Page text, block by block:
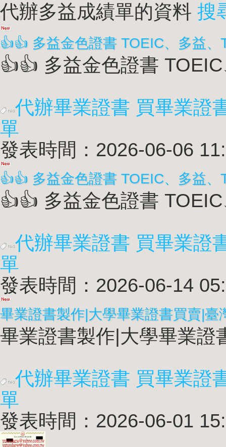
代辦多益成績單的資料 搜
👍👍 多益金色證書
代辦畢業證書 買畢業證
單
發表時間：2026-06-06
👍👍 多益金色證書
代辦畢業證書 買畢業證
單
發表時間：2026-06-14
畢業證書製作|大學畢業證書買賣|臺
畢業證書製作|大學畢業證
代辦畢業證書 買畢業證
單
發表時間：2026-06-01